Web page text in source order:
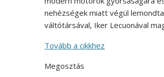
nehézségek miatt végül
váltótársával, Iker Lecuonával
Tovább a cikkhez
Megosztás